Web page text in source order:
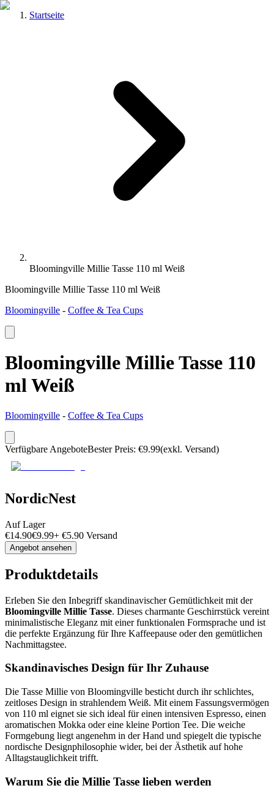
Startseite
Bloomingville Millie Tasse 110 ml Weiß
Bloomingville Millie Tasse 110 ml Weiß
Bloomingville - Coffee & Tea Cups
Bloomingville Millie Tasse 110
ml Weiß
Bloomingville - Coffee & Tea Cups
Verfügbare AngeboteBester Preis: €9.99(exkl. Versand)
NordicNest
Auf Lager
€14.90€9.99+ €5.90 Versand
Angebot ansehen
Produktdetails
Erleben Sie den Inbegriff skandinavischer Gemütlichkeit mit der
Bloomingville Millie Tasse. Dieses charmante Geschirrstück vereint
minimalistische Eleganz mit einer funktionalen Formsprache und ist
die perfekte Ergänzung für Ihre Kaffeepause oder den gemütlichen
Nachmittagstee.
Skandinavisches Design für Ihr Zuhause
Die Tasse Millie von Bloomingville besticht durch ihr schlichtes,
zeitloses Design in strahlendem Weiß. Mit einem Fassungsvermögen
von 110 ml eignet sie sich ideal für einen intensiven Espresso, einen
aromatischen Mokka oder eine kleine Portion Tee. Die weiche
Formgebung liegt angenehm in der Hand und spiegelt die typische
nordische Designphilosophie wider, bei der Ästhetik auf hohe
Alltagstauglichkeit trifft.
Warum Sie die Millie Tasse lieben werden